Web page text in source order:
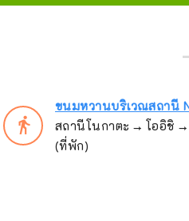
directions_walk
ขนมหวานบริเวณสถานี
สถานีโนกาตะ → โออิชิ
(ที่พัก)